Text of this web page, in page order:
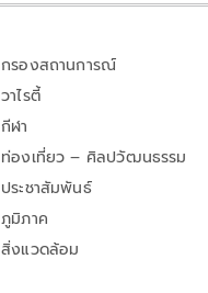
กรองสถานการณ์
วาไรตี้
กีฬา
ท่องเที่ยว – ศิลปวัฒนธรรม
ประชาสัมพันธ์
ภูมิภาค
สิ่งแวดล้อม